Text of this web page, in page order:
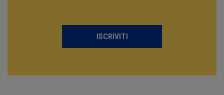
ISCRIVITI